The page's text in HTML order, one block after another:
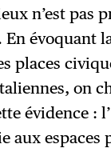
n’est pas
évoquant
places
on
évidence :
aux espaces